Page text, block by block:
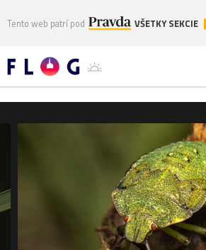
Tento web patrí pod VŠETKY SEKCIE